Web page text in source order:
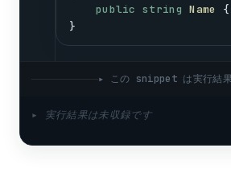
public string Name {
}
▸ この snippet は実行結果
▸ 実行結果は未収録です